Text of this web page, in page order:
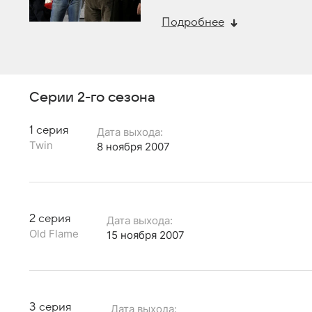
Подробнее
Серии 2-го сезона
1 серия
Twin
Дата выхода:
8 ноября 2007
2 серия
Old Flame
Дата выхода:
15 ноября 2007
3 серия
Дата выхода: